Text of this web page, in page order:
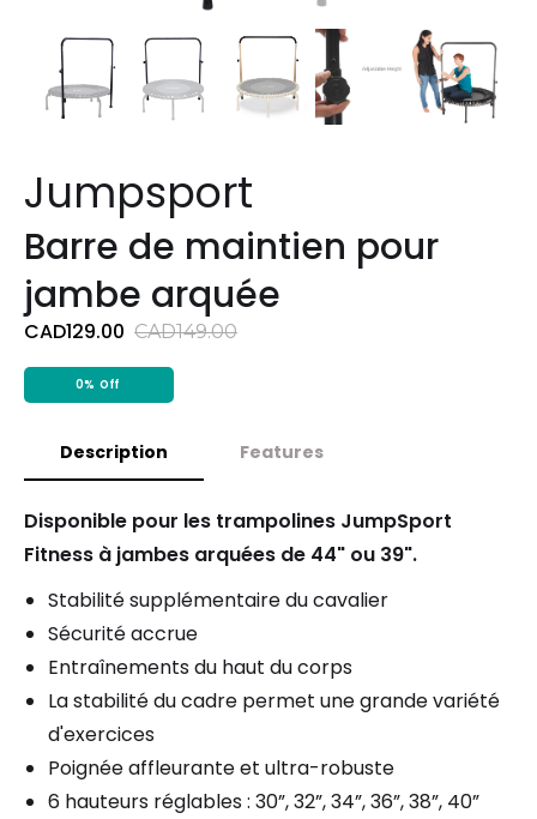
Jumpsport
Barre de maintien pour
jambe arquée
CAD129.00 CAD149.00
0% Off
Description Features
Disponible pour les trampolines JumpSport
Fitness à jambes arquées de 44" ou 39".
Stabilité supplémentaire du cavalier
Sécurité accrue
Entraînements du haut du corps
La stabilité du cadre permet une grande variété
d'exercices
Poignée affleurante et ultra-robuste
6 hauteurs réglables : 30”, 32”, 34”, 36”, 38”, 40”